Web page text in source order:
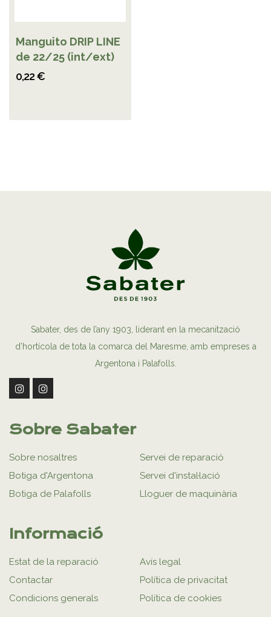
Manguito DRIP LINE
de 22/25 (int/ext)
0,22 €
Sabater, des de l’any 1903, liderant en la mecanització
d’hortícola de tota la comarca del Maresme, amb empreses a
Argentona i Palafolls.
Sobre Sabater
Sobre nosaltres
Botiga d'Argentona
Botiga de Palafolls
Servei de reparació
Servei d'instal·lació
Lloguer de maquinària
Informació
Estat de la reparació
Contactar
Condicions generals
Avís legal
Política de privacitat
Política de cookies